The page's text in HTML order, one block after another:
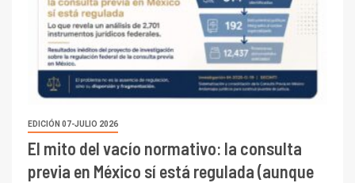
EDICIÓN 07-JULIO 2026
El mito del vacío normativo: la consulta
previa en México sí está regulada (aunque